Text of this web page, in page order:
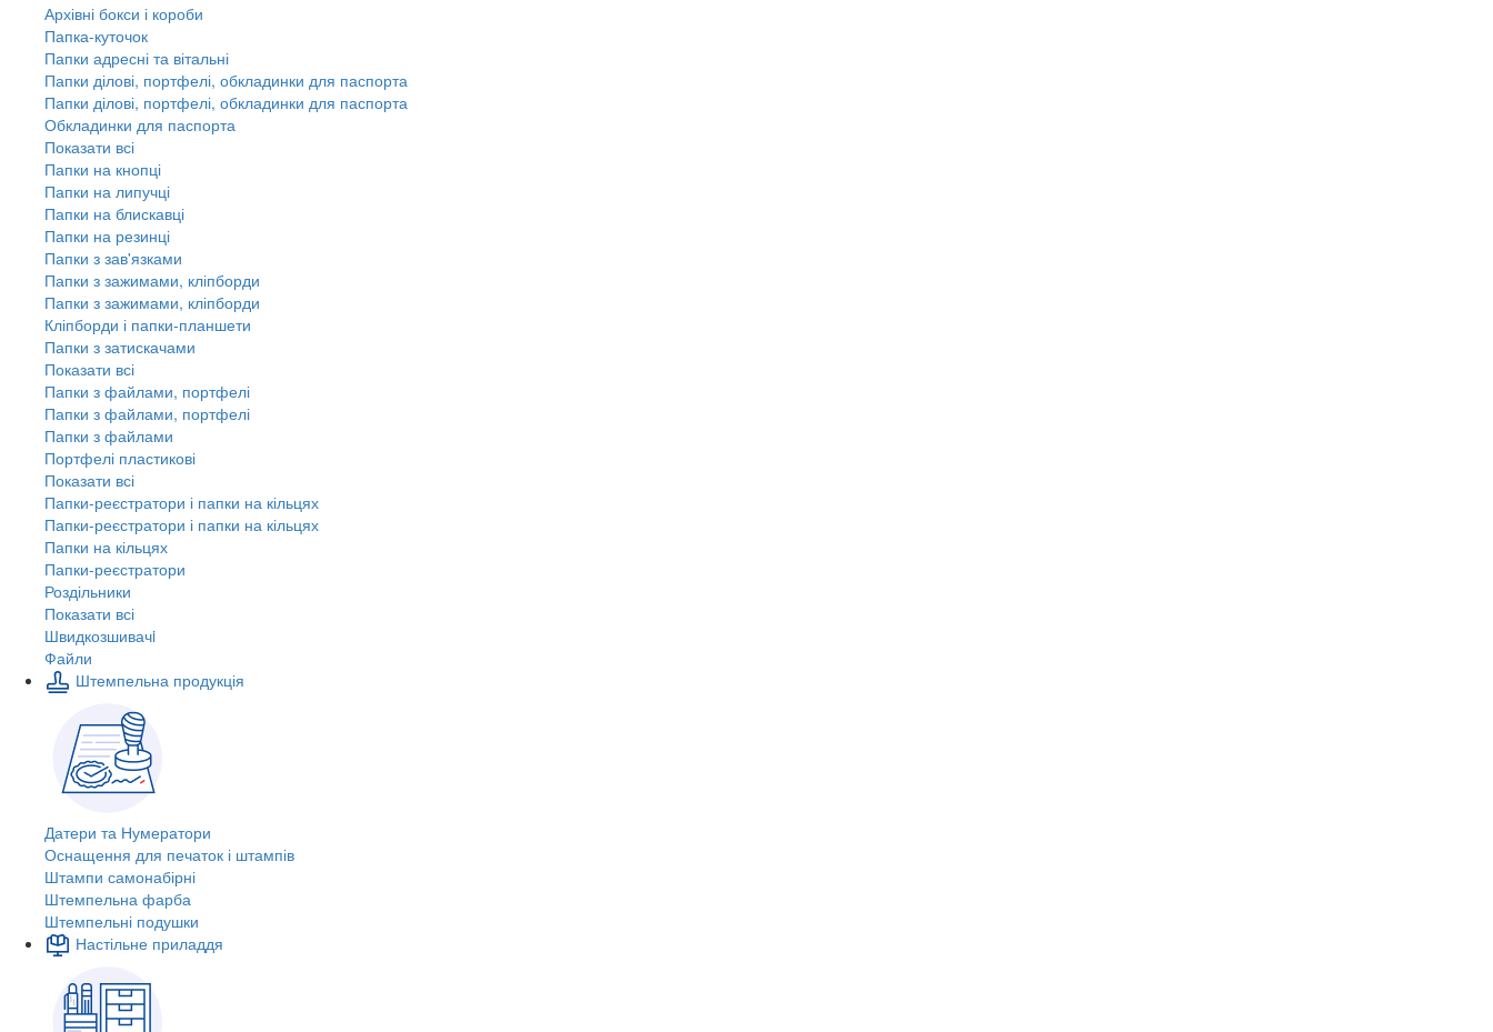
Архівні бокси і короби
Папка-куточок
Папки адресні та вітальні
Папки ділові, портфелі, обкладинки для паспорта
Папки ділові, портфелі, обкладинки для паспорта
Обкладинки для паспорта
Показати всі
Папки на кнопці
Папки на липучці
Папки на блискавці
Папки на резинці
Папки з зав'язками
Папки з зажимами, кліпборди
Папки з зажимами, кліпборди
Кліпборди і папки-планшети
Папки з затискачами
Показати всі
Папки з файлами, портфелі
Папки з файлами, портфелі
Папки з файлами
Портфелі пластикові
Показати всі
Папки-реєстратори і папки на кільцях
Папки-реєстратори і папки на кільцях
Папки на кільцях
Папки-реєстратори
Роздільники
Показати всі
Швидкозшивачi
Файли
Штемпельна продукція
Датери та Нумератори
Оснащення для печаток і штампів
Штампи самонабірні
Штемпельна фарба
Штемпельні подушки
Настільне приладдя